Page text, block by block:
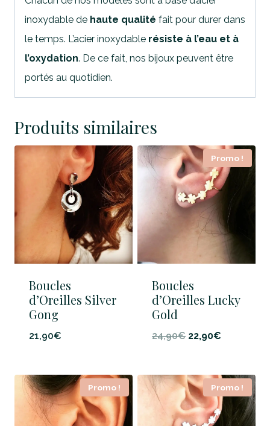
inoxydable de haute qualité fait pour durer dans
le temps. L’acier inoxydable résiste à l’eau et à
l’oxydation. De ce fait, nos bijoux peuvent être
portés au quotidien.
Produits similaires
Boucles
d’Oreilles Silver
Gong
21,90€
Promo !
Boucles
d’Oreilles Lucky
Gold
24,90€ Le
initial
était :
24,90€.
22,90€
actuel
est :
22,90€.
Promo ! Promo !